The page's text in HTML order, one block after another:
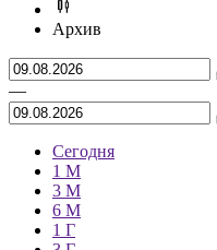
Архив
—
Сегодня
1 М
3 М
6 М
1 Г